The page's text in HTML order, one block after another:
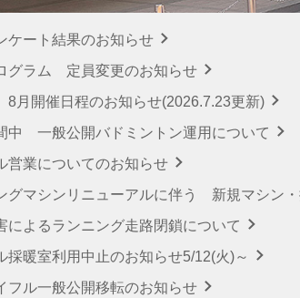
ケート結果のお知らせ
グラム 定員変更のお知らせ
月開催日程のお知らせ(2026.7.23更新)
中 一般公開バドミントン運用について
営業についてのお知らせ
グマシンリニューアルに伴う 新規マシン
によるランニング走路閉鎖について
採暖室利用中止のお知らせ5/12(火)～
フル一般公開移転のお知らせ